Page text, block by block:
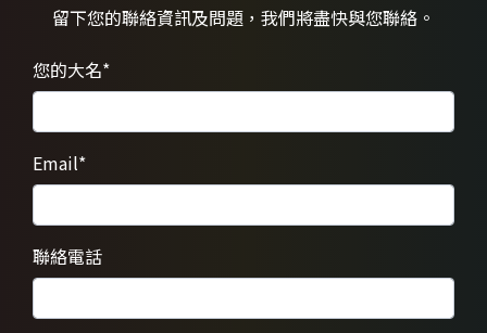
留下您的聯絡資訊及問題， 我們將盡快與您聯絡。
您的大名*
Email*
聯絡電話